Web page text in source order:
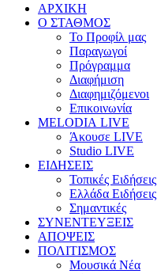
ΑΡΧΙΚΗ
Ο ΣΤΑΘΜΟΣ
Το Προφίλ μας
Παραγωγοί
Πρόγραμμα
Διαφήμιση
Διαφημιζόμενοι
Επικοινωνία
MELODIA LIVE
Άκουσε LIVE
Studio LIVE
ΕΙΔΗΣΕΙΣ
Τοπικές Ειδήσεις
Ελλάδα Ειδήσεις
Σημαντικές
ΣΥΝΕΝΤΕΥΞΕΙΣ
ΑΠΟΨΕΙΣ
ΠΟΛΙΤΙΣΜΟΣ
Μουσικά Νέα